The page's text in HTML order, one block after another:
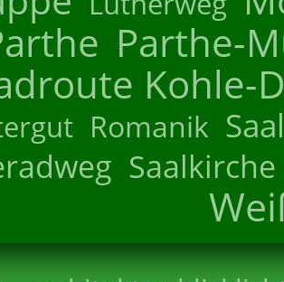
Parthe-
Kohle-
Romanik
Saalkirche